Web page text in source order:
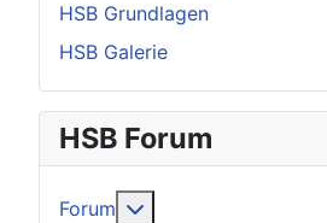
HSB Grundlagen
HSB Galerie
HSB Forum
Forum